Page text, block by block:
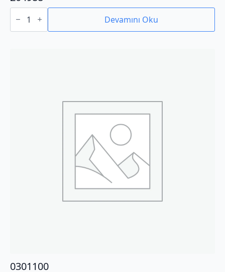
204988
adet Devamını Oku
0301100